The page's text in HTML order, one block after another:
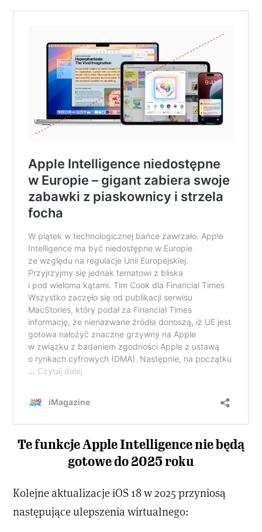
Te funkcje Apple Intelligence nie będą
gotowe do 2025 roku
Kolejne aktualizacje iOS 18 w 2025 przyniosą
następujące ulepszenia wirtualnego: